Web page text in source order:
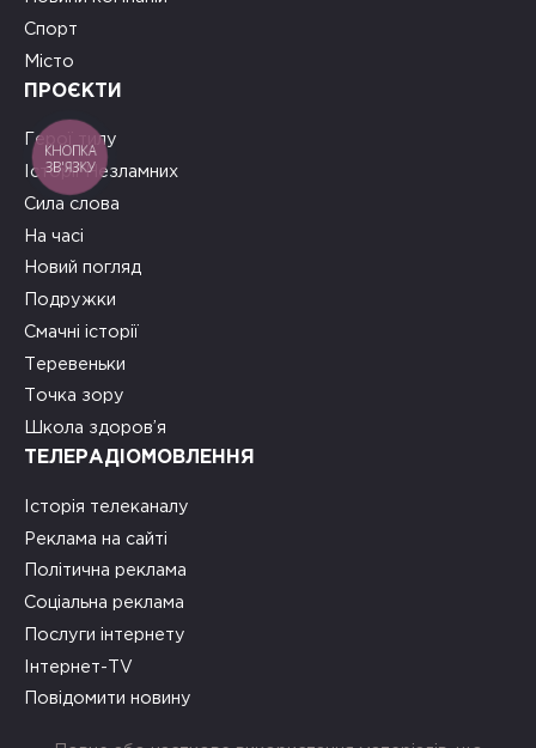
Спорт
Місто
ПРОЄКТИ
Герої тилу
Історії Незламних
Сила слова
На часі
Новий погляд
Подружки
Смачні історії
Теревеньки
Точка зору
Школа здоров’я
ТЕЛЕРАДІОМОВЛЕННЯ
Історія телеканалу
Реклама на сайті
Політична реклама
Соціальна реклама
Послуги інтернету
Інтернет-TV
Повідомити новину
КНОПКА
ЗВ'ЯЗКУ